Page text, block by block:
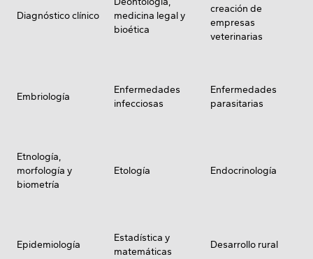
Diagnóstico clínico
medicina legal y
bioética
creación de
empresas
veterinarias
Embriología
Enfermedades
infecciosas
Enfermedades
parasitarias
Etnología,
morfología y
biometría
Etología Endocrinología
Epidemiología
Estadística y
matemáticas
Desarrollo rural